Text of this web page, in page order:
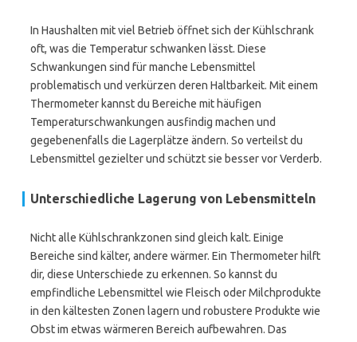
In Haushalten mit viel Betrieb öffnet sich der Kühlschrank
oft, was die Temperatur schwanken lässt. Diese
Schwankungen sind für manche Lebensmittel
problematisch und verkürzen deren Haltbarkeit. Mit einem
Thermometer kannst du Bereiche mit häufigen
Temperaturschwankungen ausfindig machen und
gegebenenfalls die Lagerplätze ändern. So verteilst du
Lebensmittel gezielter und schützt sie besser vor Verderb.
Unterschiedliche Lagerung von Lebensmitteln
Nicht alle Kühlschrankzonen sind gleich kalt. Einige
Bereiche sind kälter, andere wärmer. Ein Thermometer hilft
dir, diese Unterschiede zu erkennen. So kannst du
empfindliche Lebensmittel wie Fleisch oder Milchprodukte
in den kältesten Zonen lagern und robustere Produkte wie
Obst im etwas wärmeren Bereich aufbewahren. Das